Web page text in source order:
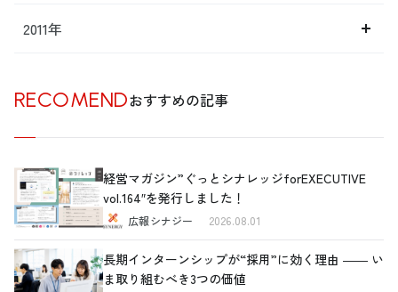
2011年
RECOMENDおすすめの記事
経営マガジン”ぐっとシナレッジforEXECUTIVE
vol.164″を発行しました！
広報シナジー 2026.08.01
長期インターンシップが“採用”に効く理由 ―― い
ま取り組むべき3つの価値